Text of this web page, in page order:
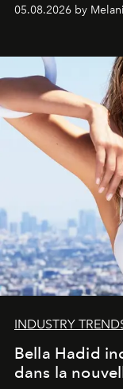
05.08.2026 by
INDUSTRY
Bella Hadid
dans la